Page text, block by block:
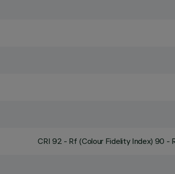
CRI 92 - Rf (Colour Fidelity Index) 90 -